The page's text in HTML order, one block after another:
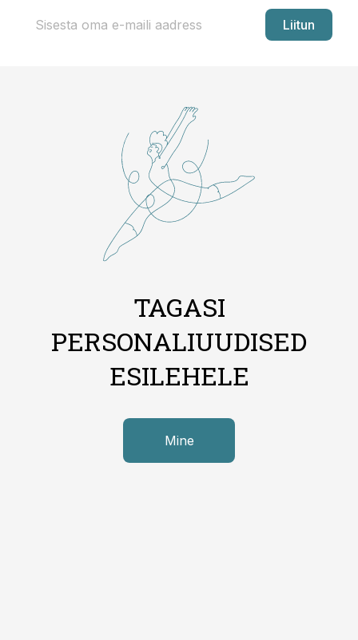
Liitun
TAGASI
PERSONALIUUDISED
ESILEHELE
Mine